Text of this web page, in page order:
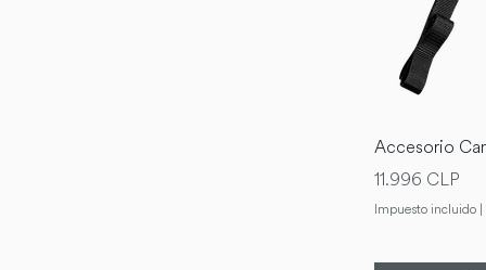
Accesorio
Precio
11.996 CLP
Impuesto incluido |